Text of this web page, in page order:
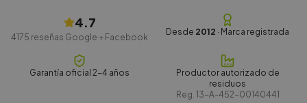
4.7
4175 reseñas Google + Facebook
Desde 2012 · Marca registrada
Garantía oficial 2-4 años
Productor autorizado de
residuos
Reg. 13-A-452-00140441